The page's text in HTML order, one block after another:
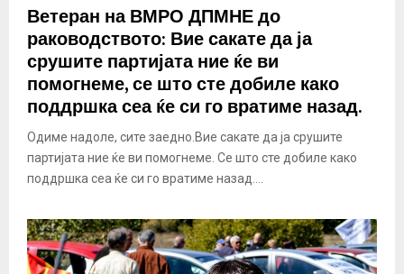
Ветеран на ВМРО ДПМНЕ до
раководството: Вие сакате да ја
срушите партијата ние ќе ви
помогнеме, се што сте добиле како
поддршка сеа ќе си го вратиме назад.
Одиме надоле, сите заедно.Вие сакате да ја срушите
партијата ние ќе ви помогнеме. Се што сте добиле како
поддршка сеа ќе си го вратиме назад....